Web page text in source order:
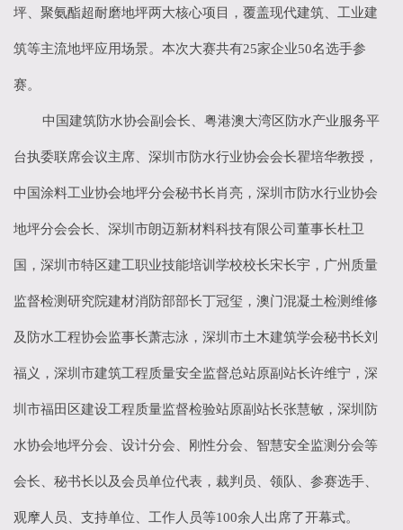
坪、聚氨酯超耐磨地坪两大核心项目，覆盖现代建筑、工业建
筑等主流地坪应用场景。本次大赛共有25家企业50名选手参
赛。
中国建筑防水协会副会长、粤港澳大湾区防水产业服务平
台执委联席会议主席、深圳市防水行业协会会长瞿培华教授，
中国涂料工业协会地坪分会秘书长肖亮，深圳市防水行业协会
地坪分会会长、深圳市朗迈新材料科技有限公司董事长杜卫
国，深圳市特区建工职业技能培训学校校长宋长宇，广州质量
监督检测研究院建材消防部部长丁冠玺，澳门混凝土检测维修
及防水工程协会监事长萧志泳，深圳市土木建筑学会秘书长刘
福义，深圳市建筑工程质量安全监督总站原副站长许维宁，深
圳市福田区建设工程质量监督检验站原副站长张慧敏，深圳防
水协会地坪分会、设计分会、刚性分会、智慧安全监测分会等
会长、秘书长以及会员单位代表，裁判员、领队、参赛选手、
观摩人员、支持单位、工作人员等100余人出席了开幕式。